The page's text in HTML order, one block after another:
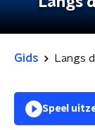
Gids Langs
Speel